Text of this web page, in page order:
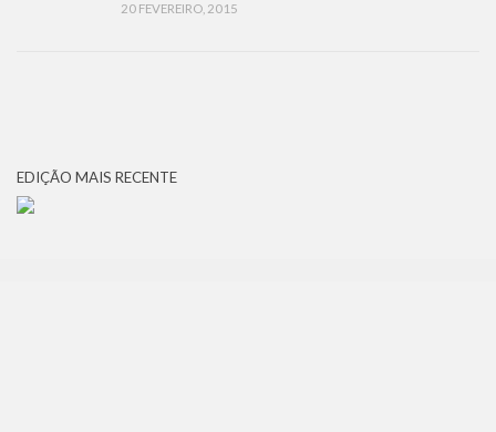
20 FEVEREIRO, 2015
EDIÇÃO MAIS RECENTE